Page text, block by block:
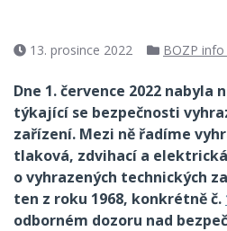
Datum
13. prosince 2022 Rubriky
BOZP
Dne 1. července 2022 nabyla
týkající se bezpečnosti
zařízení. Mezi ně řadíme
tlaková, zdvihací a
o vyhrazených technických
ten z roku 1968, konkrétně č.
odborném dozoru nad